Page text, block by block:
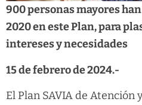
900 personas mayores
2020 en este Plan, para
intereses y necesidades
15 de febrero de 2024.-
El Plan SAVIA de Atención